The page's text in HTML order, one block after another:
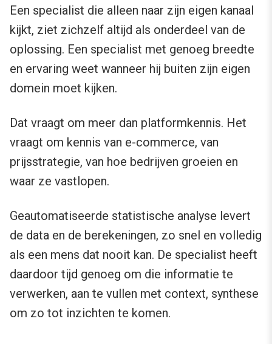
Een specialist die alleen naar zijn eigen kanaal
kijkt, ziet zichzelf altijd als onderdeel van de
oplossing. Een specialist met genoeg breedte
en ervaring weet wanneer hij buiten zijn eigen
domein moet kijken.
Dat vraagt om meer dan platformkennis. Het
vraagt om kennis van e-commerce, van
prijsstrategie, van hoe bedrijven groeien en
waar ze vastlopen.
Geautomatiseerde statistische analyse levert
de data en de berekeningen, zo snel en volledig
als een mens dat nooit kan. De specialist heeft
daardoor tijd genoeg om die informatie te
verwerken, aan te vullen met context, synthese
om zo tot inzichten te komen.